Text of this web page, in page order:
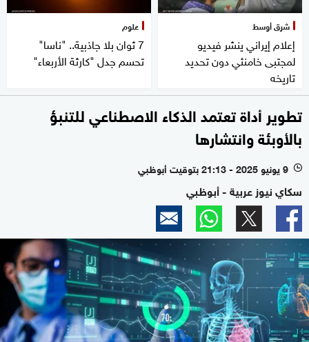
شرق أوسط
إعلام إيراني ينشر فيديو
لمجتبى خامنئي دون تحديد
تاريخه
علوم
7 ثوان بلا جاذبية.. "ناسا"
تحسم جدل "كارثة الأربعاء"
تطوير أداة تعتمد الذكاء الاصطناعي للتنبؤ
بالأوبئة وانتشارها
l 9 يونيو 2025 - 21:13 بتوقيت أبوظبي
سكاي نيوز عربية - أبوظبي